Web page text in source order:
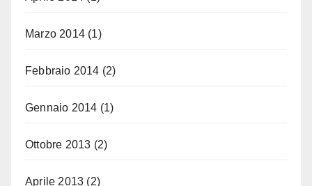
Marzo 2014 (1)
Febbraio 2014 (2)
Gennaio 2014 (1)
Ottobre 2013 (2)
Aprile 2013 (2)